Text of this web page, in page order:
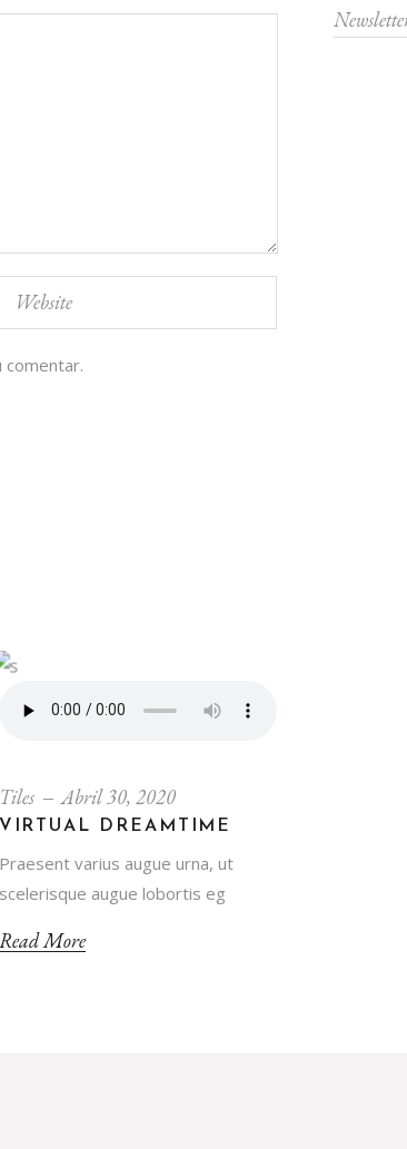
comentar.
Tiles Abril 30, 2020
VIRTUAL DREAMTIME
Praesent varius augue urna, ut
scelerisque augue lobortis eg
Read More